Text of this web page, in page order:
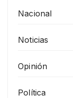
Nacional
Noticias
Opinión
Política